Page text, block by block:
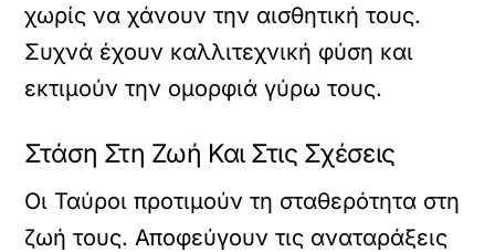
χωρίς να χάνουν την αισθητική τους.
Συχνά έχουν καλλιτεχνική φύση και
εκτιμούν την ομορφιά γύρω τους.
Στάση Στη Ζωή Και Στις Σχέσεις
Οι Ταύροι προτιμούν τη σταθερότητα στη
ζωή τους. Αποφεύγουν τις αναταράξεις